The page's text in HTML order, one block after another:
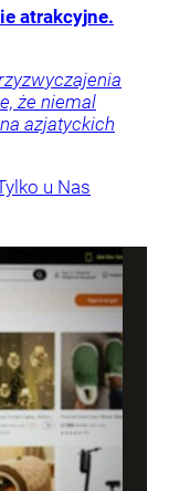
atrakcyjne.
że niemal
azjatyckich
u Nas